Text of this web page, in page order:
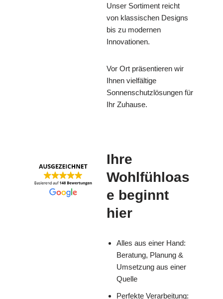
Unser Sortiment reicht
von klassischen Designs
bis zu modernen
Innovationen.
Vor Ort präsentieren wir
Ihnen vielfältige
Sonnenschutzlösungen für
Ihr Zuhause.
Ihre
Wohlfühloas
e beginnt
hier
Alles aus einer Hand:
Beratung, Planung &
Umsetzung aus einer
Quelle
Perfekte Verarbeitung: